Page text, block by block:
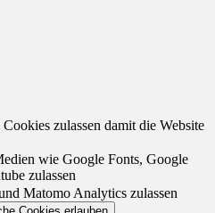
zulassen damit die Website
wie Google Fonts, Google
zulassen
Matomo Analytics zulassen